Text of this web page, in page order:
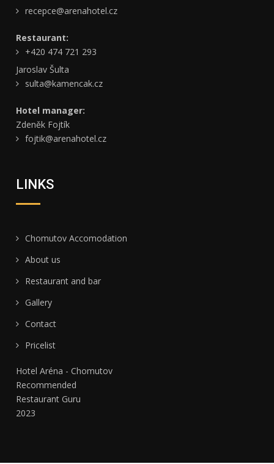
recepce@arenahotel.cz
Restaurant:
+420 474 721 293
Jaroslav Šulta
sulta@kamencak.cz
Hotel manager:
Zdeněk Fojtík
fojtik@arenahotel.cz
LINKS
Chomutov Accomodation
About us
Restaurant and bar
Gallery
Contact
Pricelist
Hotel Aréna - Chomutov
Recommended
Restaurant Guru
2023